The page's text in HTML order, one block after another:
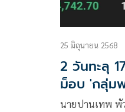
25 มิถุนายน 2568
2 วันทะลุ
ม็อบ 'กลุ่ม
28มิ.ย.
นายปานเทพ พั